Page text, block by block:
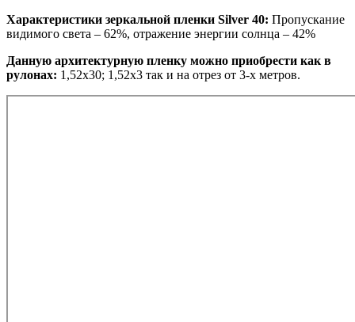
Характеристики зеркальной пленки Silver 40: Пропускание
видимого света – 62%, отражение энергии солнца – 42%
Данную архитектурную пленку можно приобрести как в
рулонах: 1,52х30; 1,52х3 так и на отрез от 3-х метров.